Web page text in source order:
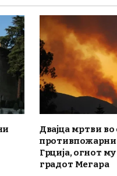
Двајца мртви во
Грција, огнот
градот Мегара